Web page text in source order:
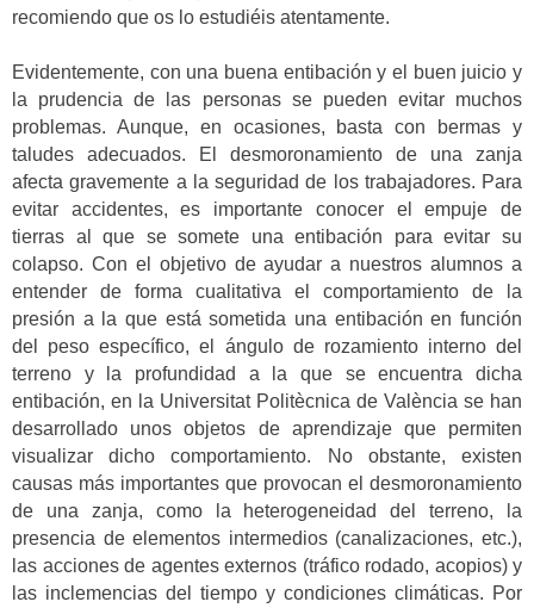
recomiendo que os lo estudiéis atentamente.
Evidentemente, con una buena entibación y el buen juicio y
la prudencia de las personas se pueden evitar muchos
problemas. Aunque, en ocasiones, basta con bermas y
taludes adecuados. El desmoronamiento de una zanja
afecta gravemente a la seguridad de los trabajadores. Para
evitar accidentes, es importante conocer el empuje de
tierras al que se somete una entibación para evitar su
colapso. Con el objetivo de ayudar a nuestros alumnos a
entender de forma cualitativa el comportamiento de la
presión a la que está sometida una entibación en función
del peso específico, el ángulo de rozamiento interno del
terreno y la profundidad a la que se encuentra dicha
entibación, en la Universitat Politècnica de València se han
desarrollado unos objetos de aprendizaje que permiten
visualizar dicho comportamiento. No obstante, existen
causas más importantes que provocan el desmoronamiento
de una zanja, como la heterogeneidad del terreno, la
presencia de elementos intermedios (canalizaciones, etc.),
las acciones de agentes externos (tráfico rodado, acopios) y
las inclemencias del tiempo y condiciones climáticas. Por